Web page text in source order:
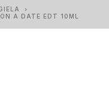
A DATE EDT 10ML